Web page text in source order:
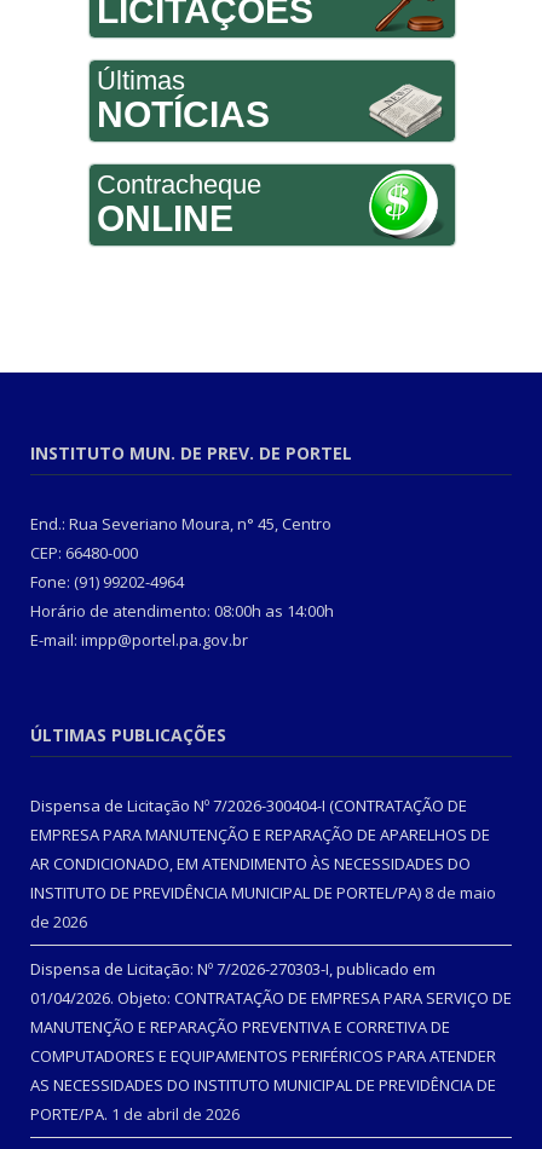
LICITAÇÕES
Últimas
NOTÍCIAS
Contracheque
ONLINE
INSTITUTO MUN. DE PREV. DE PORTEL
End.: Rua Severiano Moura, n° 45, Centro
CEP: 66480-000
Fone: (91) 99202-4964
Horário de atendimento: 08:00h as 14:00h
E-mail: impp@portel.pa.gov.br
ÚLTIMAS PUBLICAÇÕES
Dispensa de Licitação Nº 7/2026-300404-I (CONTRATAÇÃO DE
EMPRESA PARA MANUTENÇÃO E REPARAÇÃO DE APARELHOS DE
AR CONDICIONADO, EM ATENDIMENTO ÀS NECESSIDADES DO
INSTITUTO DE PREVIDÊNCIA MUNICIPAL DE PORTEL/PA) 8 de maio
de 2026
Dispensa de Licitação: Nº 7/2026-270303-I, publicado em
01/04/2026. Objeto: CONTRATAÇÃO DE EMPRESA PARA SERVIÇO DE
MANUTENÇÃO E REPARAÇÃO PREVENTIVA E CORRETIVA DE
COMPUTADORES E EQUIPAMENTOS PERIFÉRICOS PARA ATENDER
AS NECESSIDADES DO INSTITUTO MUNICIPAL DE PREVIDÊNCIA DE
PORTE/PA. 1 de abril de 2026